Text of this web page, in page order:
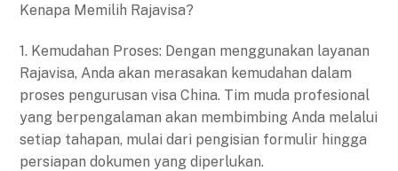
Kenapa Memilih Rajavisa?
1. Kemudahan Proses: Dengan menggunakan layanan
Rajavisa, Anda akan merasakan kemudahan dalam
proses pengurusan visa China. Tim muda profesional
yang berpengalaman akan membimbing Anda melalui
setiap tahapan, mulai dari pengisian formulir hingga
persiapan dokumen yang diperlukan.